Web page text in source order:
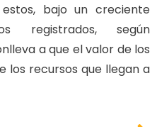
bajo un creciente
registrados, según
a que el valor de los
los recursos que llegan a